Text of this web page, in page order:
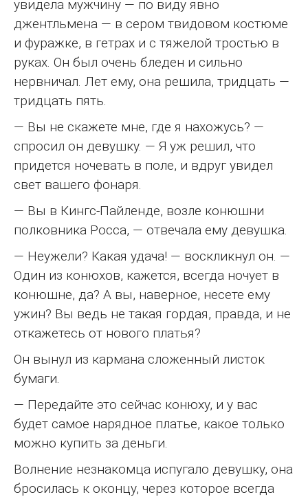
увидела мужчину — по виду явно
джентльмена — в сером твидовом костюме
и фуражке, в гетрах и с тяжелой тростью в
руках. Он был очень бледен и сильно
нервничал. Лет ему, она решила, тридцать —
тридцать пять.
— Вы не скажете мне, где я нахожусь? —
спросил он девушку. — Я уж решил, что
придется ночевать в поле, и вдруг увидел
свет вашего фонаря.
— Вы в Кингс-Пайленде, возле конюшни
полковника Росса, — отвечала ему девушка.
— Неужели? Какая удача! — воскликнул он. —
Один из конюхов, кажется, всегда ночует в
конюшне, да? А вы, наверное, несете ему
ужин? Вы ведь не такая гордая, правда, и не
откажетесь от нового платья?
Он вынул из кармана сложенный листок
бумаги.
— Передайте это сейчас конюху, и у вас
будет самое нарядное платье, какое только
можно купить за деньги.
Волнение незнакомца испугало девушку, она
бросилась к оконцу, через которое всегда